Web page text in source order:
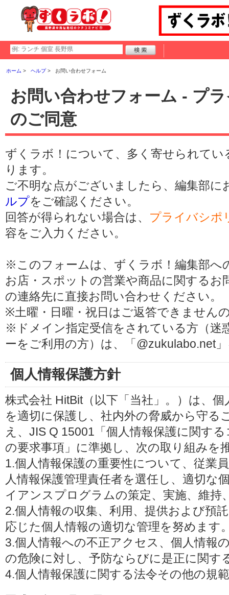
ホーム ヘルプ お問い合わせフォーム
お問い合わせフォーム - プ
のご同意
ずくラボ！について、多く寄せられてい
ります。
ご不明な点がございましたら、編集部
ルプをご確認ください。
回答が得られない場合は、 プライバシポ
容をご入力ください。
※このフォームは、ずくラボ！編集部へ
お店・スポットの営業や商品に関する
の連絡先に直接お問い合わせください。
※土曜・日曜・祝日はご返答できません
※ドメイン指定受信をされている方（迷
ーをご利用の方）は、「@zukulabo.net
個人情報保護方針
株式会社 HitBit（以下「当社」。）は、
を適切に保護し、社内外の脅威から守る
え、JIS Q 15001「個人情報保護に関す
の要求事項」に準拠し、次の取り組みを
1.個人情報保護の重要性について、従業
人情報保護管理責任者を選任し、適切な
イアンスプログラムの策定、実施、維持
2.個人情報の収集、利用、提供および預
応じた個人情報の適切な管理を努めます
3.個人情報への不正アクセス、個人情報
の危険に対し、予防ならびに是正に関す
4.個人情報保護に関する法令その他の規